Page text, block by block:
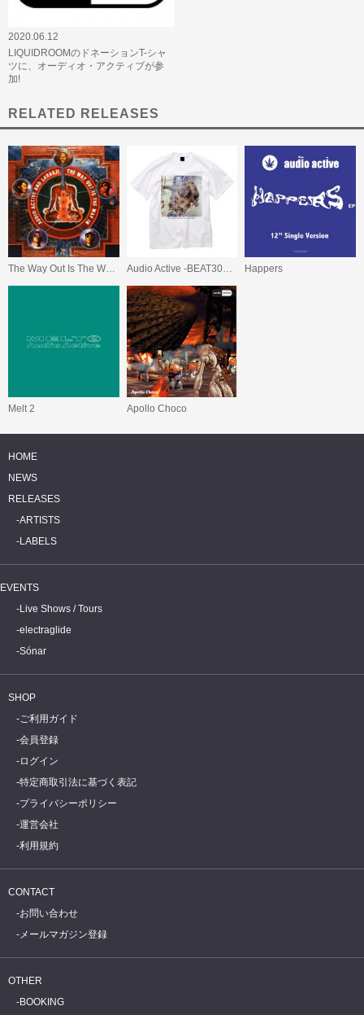
2020.06.12
LIQUIDROOMのドネーションT-シャ
ツに、オーディオ・アクティブが参
加!
RELATED RELEASES
The Way Out Is The Way In Audio Active -BEAT30TH BRC-1 T-Shirt Happers
Melt 2 Apollo Choco
HOME
NEWS
RELEASES
ARTISTS
LABELS
EVENTS
Live Shows / Tours
electraglide
Sónar
SHOP
ご利用ガイド
会員登録
ログイン
特定商取引法に基づく表記
プライバシーポリシー
運営会社
利用規約
CONTACT
お問い合わせ
メールマガジン登録
OTHER
BOOKING